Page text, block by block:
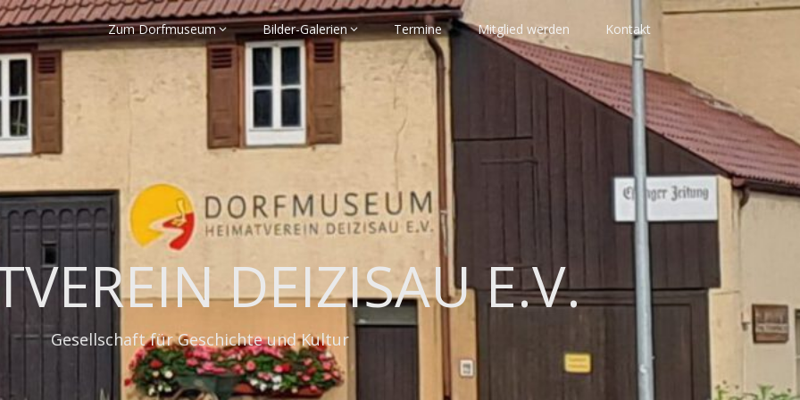
Zum Dorfmuseum Bilder-Galerien Termine Mitglied werden Kontakt
DEIZISAU E.V.
Gesellschaft für Geschichte und Kultur